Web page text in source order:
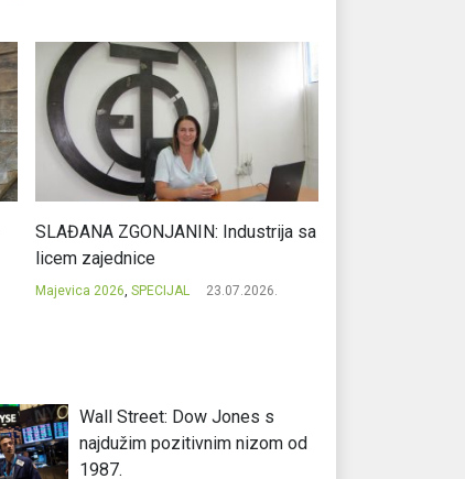
SLAĐANA ZGONJANIN: Industrija sa
licem zajednice
Majevica 2026, SPECIJAL 23.07.2026.
Wall Street: Dow Jones s
najdužim pozitivnim nizom od
1987.